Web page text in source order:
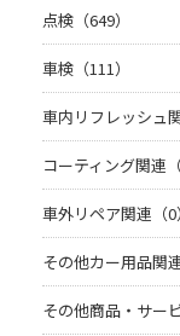
点検（649）
車検（111）
車内リフレッシュ
コーティング関連（
車外リペア関連（0）
その他カー用品関連
その他商品・サー